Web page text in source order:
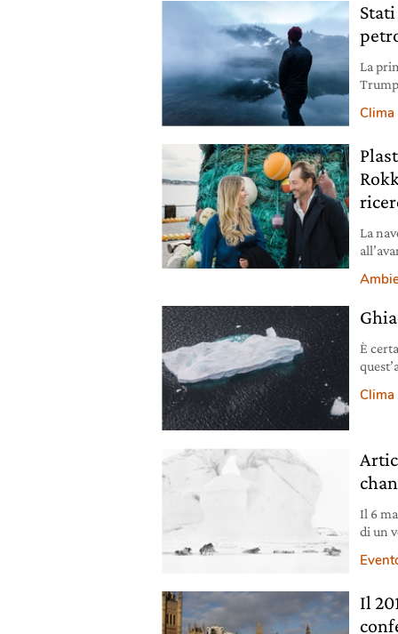
La
Clima
La
È
Clima
Il 6
di un
e del
la
Il